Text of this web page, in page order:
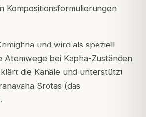
Kompositionsformulierungen
und wird als speziell
Atemwege bei Kapha-Zuständen
die Kanäle und unterstützt
Srotas (das